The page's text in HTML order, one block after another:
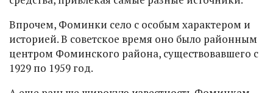
Впрочем, Фоминки село с особым характером и
историей. В советское время оно было районным
центром Фоминского района, существовавшего с
1929 по 1959 год.